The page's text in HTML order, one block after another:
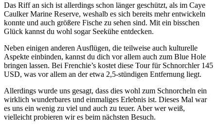
Das Riff an sich ist allerdings schon länger geschützt, als im Caye
Caulker Marine Reserve, weshalb es sich bereits mehr entwickeln
konnte und auch größere Fische zu sehen sind. Mit ein bisschen
Glück kannst du wohl sogar Seekühe entdecken.
Neben einigen anderen Ausflügen, die teilweise auch kulturelle
Aspekte einbinden, kannst du dich vor allem auch zum Blue Hole
bringen lassen. Bei Frenchie’s kostet diese Tour für Schnorchler 145
USD, was vor allem an der etwa 2,5-stündigen Entfernung liegt.
Allerdings wurde uns gesagt, dass dies wohl zum Schnorcheln ein
wirklich wunderbares und einmaliges Erlebnis ist. Dieses Mal war
es uns ein wenig zu viel und auch zu teuer. Aber wer weiß,
vielleicht probieren wir es beim nächsten Besuch.